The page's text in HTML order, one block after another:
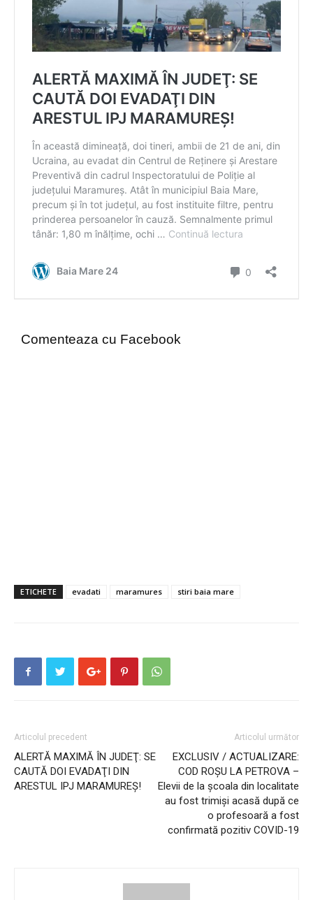
Comenteaza cu Facebook
ETICHETE evadati maramures stiri baia mare
Articolul precedent
ALERTĂ MAXIMĂ ÎN JUDEŢ: SE
CAUTĂ DOI EVADAŢI DIN
ARESTUL IPJ MARAMUREŞ!
Articolul următor
EXCLUSIV / ACTUALIZARE:
COD ROȘU LA PETROVA –
Elevii de la școala din localitate
au fost trimiși acasă după ce
o profesoară a fost
confirmată pozitiv COVID-19